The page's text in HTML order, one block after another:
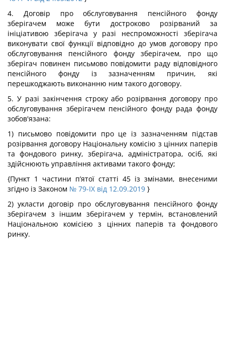
4. Договір про обслуговування пенсійного фонду
зберігачем може бути достроково розірваний за
ініціативою зберігача у разі неспроможності зберігача
виконувати свої функції відповідно до умов договору про
обслуговування пенсійного фонду зберігачем, про що
зберігач повинен письмово повідомити раду відповідного
пенсійного фонду із зазначенням причин, які
перешкоджають виконанню ним такого договору.
5. У разі закінчення строку або розірвання договору про
обслуговування зберігачем пенсійного фонду рада фонду
зобов'язана:
1) письмово повідомити про це із зазначенням підстав
розірвання договору Національну комісію з цінних паперів
та фондового ринку, зберігача, адміністратора, осіб, які
здійснюють управління активами такого фонду;
{Пункт 1 частини п’ятої статті 45 із змінами, внесеними
згідно із Законом № 79-IX від 12.09.2019 }
2) укласти договір про обслуговування пенсійного фонду
зберігачем з іншим зберігачем у термін, встановлений
Національною комісією з цінних паперів та фондового
ринку.